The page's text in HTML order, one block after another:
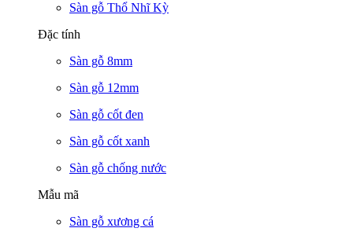
Sàn gỗ Thổ Nhĩ Kỳ
Đặc tính
Sàn gỗ 8mm
Sàn gỗ 12mm
Sàn gỗ cốt đen
Sàn gỗ cốt xanh
Sàn gỗ chống nước
Mẫu mã
Sàn gỗ xương cá